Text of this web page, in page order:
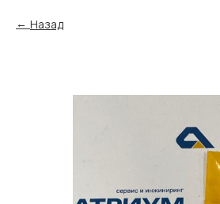
Назад